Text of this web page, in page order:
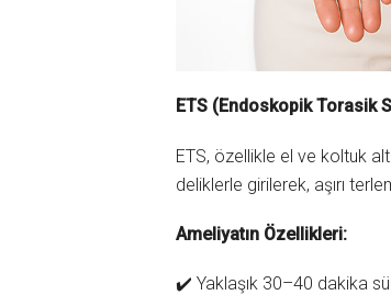
ETS (Endoskopik Torasik
ETS, özellikle el ve koltuk
deliklerle girilerek, aşırı
Ameliyatın Özellikleri:
✔️ Yaklaşık 30–40 dakika